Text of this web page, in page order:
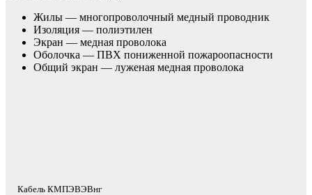
Жилы — многопроволочный медный проводник
Изоляция — полиэтилен
Экран — медная проволока
Оболочка — ПВХ пониженной пожароопасности
Общий экран — луженая медная проволока
Кабель КМПЭВЭВнг